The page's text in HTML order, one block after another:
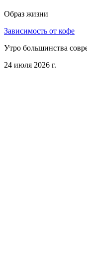
Образ жизни
Зависимость от кофе
Утро большинства
24 июля 2026 г.